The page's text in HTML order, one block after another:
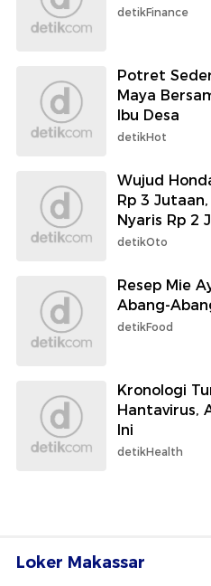
detikFinance
Potret
Maya
Ibu Desa
detikHot
Wujud
Rp 3
Nyaris Rp 2
detikOto
Resep Mie
Abang-
detikFood
Kronologi
Hantavirus,
Ini
detikHealth
Loker Makassar